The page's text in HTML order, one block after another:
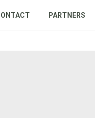
PARTNERS